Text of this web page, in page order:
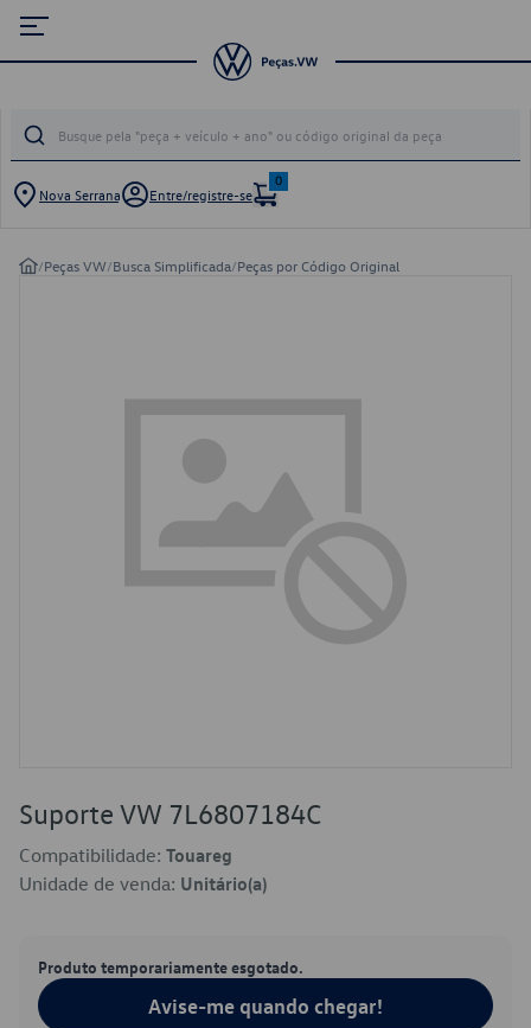
Nova Serrana Entre/registre-se
0
/Peças VW/Busca Simplificada/Peças por Código Original
Suporte VW 7L6807184C
Compatibilidade: Touareg
Unidade de venda: Unitário(a)
Produto temporariamente esgotado.
Avise-me quando chegar!